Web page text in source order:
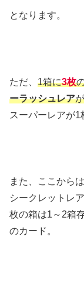
となります。
ただ、 1箱に3枚
ーラッシュレア
スーパーレアが1
また、ここから
シークレットレ
枚の箱は1～2箱
のカード。